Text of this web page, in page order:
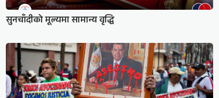
सुनचाँदीको मूल्यमा सामान्य वृद्धि